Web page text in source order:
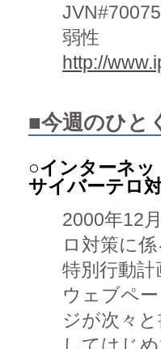
弱性
http://
■今週のひと
○インターネ
サイバーテロ
2000年12
ロ対策に
特別行動
ウェブペー
ジが次々